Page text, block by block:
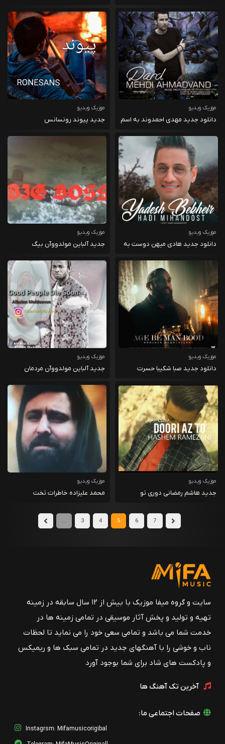
موزیک ویدیو
دانلود جدید مهدی احمدوند به اسم
موزیک ویدیو
جدید پیوند رونسانس
موزیک ویدیو
دانلود جدید هادی میهن دوست به
موزیک ویدیو
جدید آلباین مولدووآن بیگ
موزیک ویدیو
دانلود جدید صبا شکیبا حسرت
موزیک ویدیو
جدید آلباین مولدووآن مردمان
موزیک ویدیو
جدید هاشم رمضانی دوری تو
موزیک ویدیو
محمد علیزاده خاطرات تخت
... 3 4 5 6 7
سایت و گروه میفا موزیک با بیش از ۱۲ سال سابقه در زمینه
تهیه و تولید و پخش آثار موسیقی در تمامی زمینه ها در
خدمت شما می باشد و تمامی سعی خود را می نماید تا لحظات
ناب و خوشی را با آهنگهای جدید در تمامی سبک ها و ریمیکس
و پادکست های شاد برای شما بوجود آورد
آخرین تک آهنگ ها
صفحات اجتماعی ما:
Instagrsm: Mifamusicorigibal